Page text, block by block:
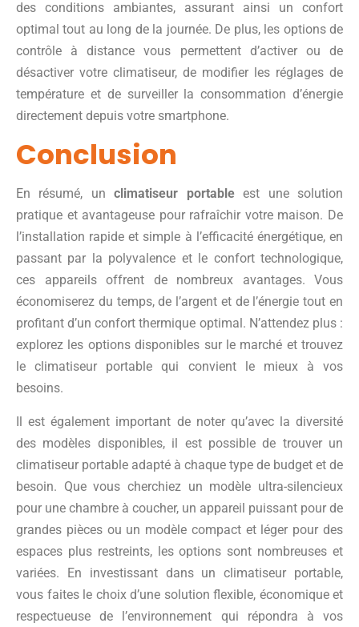
des conditions ambiantes, assurant ainsi un confort
optimal tout au long de la journée. De plus, les options de
contrôle à distance vous permettent d’activer ou de
désactiver votre climatiseur, de modifier les réglages de
température et de surveiller la consommation d’énergie
directement depuis votre smartphone.
Conclusion
En résumé, unclimatiseur portableest une solution
pratique et avantageuse pour rafraîchir votre maison. De
l’installation rapide et simple à l’efficacité énergétique, en
passant par la polyvalence et le confort technologique,
ces appareils offrent de nombreux avantages. Vous
économiserez du temps, de l’argent et de l’énergie tout en
profitant d’un confort thermique optimal. N’attendez plus :
explorez les options disponibles sur le marché et trouvez
le climatiseur portable qui convient le mieux à vos
besoins.
Il est également important de noter qu’avec la diversité
des modèles disponibles, il est possible de trouver un
climatiseur portable adapté à chaque type de budget et de
besoin. Que vous cherchiez un modèle ultra-silencieux
pour une chambre à coucher, un appareil puissant pour de
grandes pièces ou un modèle compact et léger pour des
espaces plus restreints, les options sont nombreuses et
variées. En investissant dans un climatiseur portable,
vous faites le choix d’une solution flexible, économique et
respectueuse de l’environnement qui répondra à vos